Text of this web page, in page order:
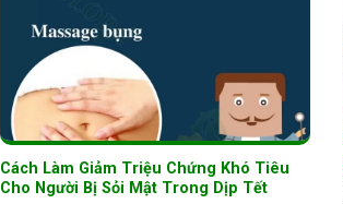
Cách Làm Giảm Triệu Chứng Khó Tiêu
Cho Người Bị Sỏi Mật Trong Dịp Tết